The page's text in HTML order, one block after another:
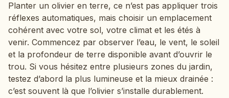
Planter un olivier en terre, ce n’est pas appliquer trois
réflexes automatiques, mais choisir un emplacement
cohérent avec votre sol, votre climat et les étés à
venir. Commencez par observer l’eau, le vent, le soleil
et la profondeur de terre disponible avant d’ouvrir le
trou. Si vous hésitez entre plusieurs zones du jardin,
testez d’abord la plus lumineuse et la mieux drainée :
c’est souvent là que l’olivier s’installe durablement.